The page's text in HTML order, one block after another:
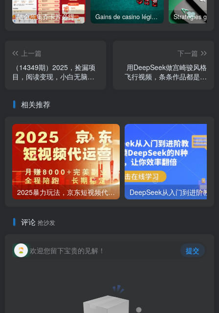
陆金所集齐卡片必得6.6元红包 Gains de casino légitimes votre perspective pour un véritable succès au jeu
上一篇
（14349期）2025，捡漏项
目，阅读变现，小白无脑操
下一篇
用DeepSeek做宫崎骏风格
飞行视频，条条作品都是爆
相关推荐
2025暴力玩法，京东短视频代运营 月入8k+操作简单小白轻松上手【揭秘】
评论 抢沙发
欢迎您留下宝贵的见解！ 提交